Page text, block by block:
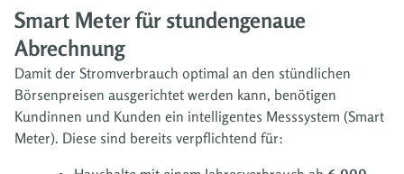
Smart Meter für stundengenaue
Abrechnung
Damit der Stromverbrauch optimal an den stündlichen
Börsenpreisen ausgerichtet werden kann, benötigen
Kundinnen und Kunden ein intelligentes Messsystem (Smart
Meter). Diese sind bereits verpflichtend für: